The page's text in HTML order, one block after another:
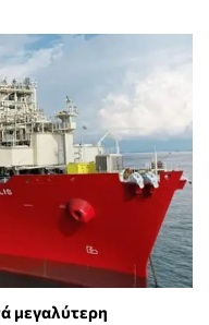
μεγαλύτερη